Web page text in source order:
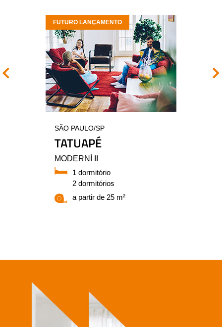
SÃO PAULO/SP
TATUAPÉ
MODERNÍ II
1 dormitório
2 dormitórios
a partir de 25 m²
FUTURO LANÇAMENTO